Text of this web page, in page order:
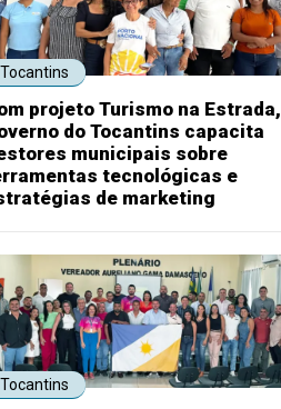
Tocantins
projeto Turismo na Estrada,
do Tocantins capacita
municipais sobre
tecnológicas e
de marketing
Tocantins